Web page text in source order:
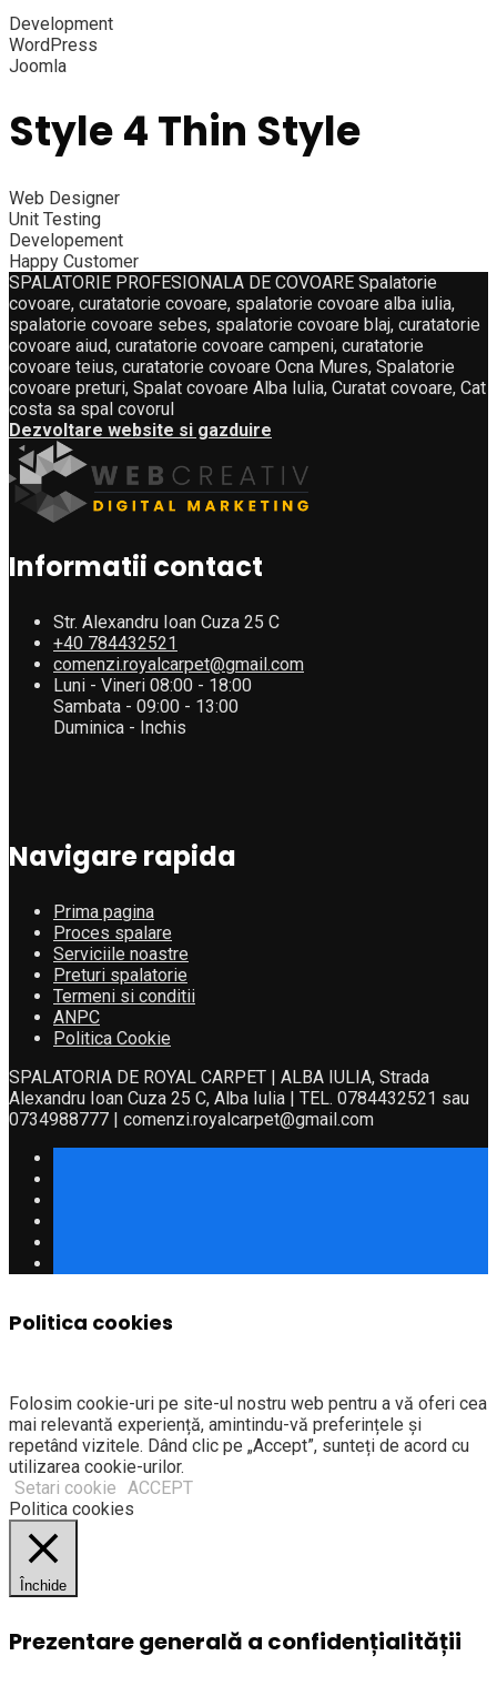
Development
WordPress
Joomla
Style 4 Thin Style​
Web Designer
Unit Testing
Developement
Happy Customer
SPALATORIE PROFESIONALA DE COVOARE Spalatorie
covoare, curatatorie covoare, spalatorie covoare alba iulia,
spalatorie covoare sebes, spalatorie covoare blaj, curatatorie
covoare aiud, curatatorie covoare campeni, curatatorie
covoare teius, curatatorie covoare Ocna Mures, Spalatorie
covoare preturi, Spalat covoare Alba Iulia, Curatat covoare, Cat
costa sa spal covorul
Dezvoltare website si gazduire
Informatii contact
Str. Alexandru Ioan Cuza 25 C
+40 784432521
comenzi.royalcarpet@gmail.com
Luni - Vineri 08:00 - 18:00
Sambata - 09:00 - 13:00
Duminica - Inchis
Navigare rapida
Prima pagina
Proces spalare
Serviciile noastre
Preturi spalatorie
Termeni si conditii
ANPC
Politica Cookie
SPALATORIA DE ROYAL CARPET | ALBA IULIA, Strada
Alexandru Ioan Cuza 25 C, Alba Iulia | TEL. 0784432521 sau
0734988777 | comenzi.royalcarpet@gmail.com
Politica cookies
Folosim cookie-uri pe site-ul nostru web pentru a vă oferi cea
mai relevantă experiență, amintindu-vă preferințele și
repetând vizitele. Dând clic pe „Accept”, sunteți de acord cu
utilizarea cookie-urilor.
Setari cookie ACCEPT
Politica cookies
Închide
Prezentare generală a confidențialității